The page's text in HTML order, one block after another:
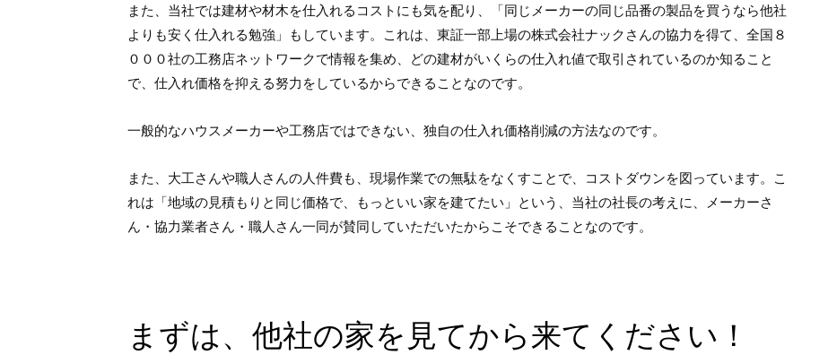
また、当社では建材や材木を仕入れるコストにも気を配り、「同じメーカーの同じ品番の製品を買うなら他社
よりも安く仕入れる勉強」もしています。これは、東証一部上場の株式会社ナックさんの協力を得て、全国８
０００社の工務店ネットワークで情報を集め、どの建材がいくらの仕入れ値で取引されているのか知ること
で、仕入れ価格を抑える努力をしているからできることなのです。
一般的なハウスメーカーや工務店ではできない、独自の仕入れ価格削減の方法なのです。
また、大工さんや職人さんの人件費も、現場作業での無駄をなくすことで、コストダウンを図っています。こ
れは「地域の見積もりと同じ価格で、もっといい家を建てたい」という、当社の社長の考えに、メーカーさ
ん・協力業者さん・職人さん一同が賛同していただいたからこそできることなのです。
まずは、他社の家を見てから来てください！